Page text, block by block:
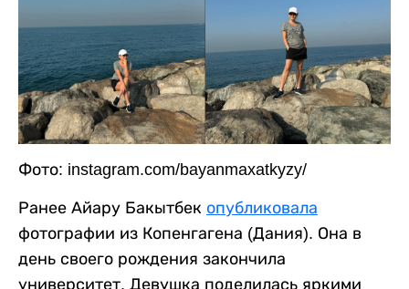
Фото: instagram.com/bayanmaxatkyzy/
Ранее Айару Бакытбек опубликовала
фотографии из Копенгагена (Дания). Она в
день своего рождения закончила
университет. Девушка поделилась яркими